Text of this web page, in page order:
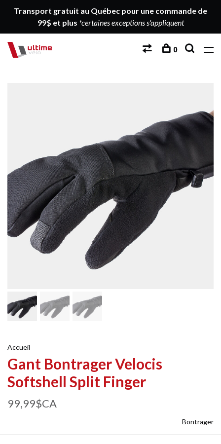
Transport gratuit au Québec pour une commande de
99$ et plus *certaines exceptions s'appliquent
0
Accueil
Gant Bontrager Velocis
Softshell Split Finger
99,99$CA
Bontrager